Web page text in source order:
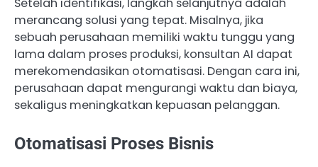
Setelah identifikasi, langkah selanjutnya adalah
merancang solusi yang tepat. Misalnya, jika
sebuah perusahaan memiliki waktu tunggu yang
lama dalam proses produksi, konsultan AI dapat
merekomendasikan otomatisasi. Dengan cara ini,
perusahaan dapat mengurangi waktu dan biaya,
sekaligus meningkatkan kepuasan pelanggan.
Otomatisasi Proses Bisnis